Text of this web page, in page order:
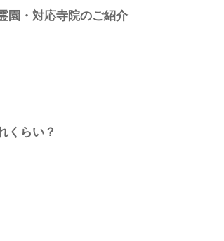
園・対応寺院のご紹介
くらい？